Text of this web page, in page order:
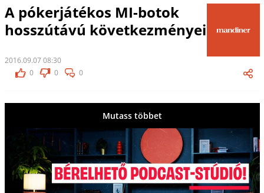
A pókerjátékos MI-botok
hosszútávú következményei
2016.09.07 08:30
0
0 0
Mutass többet